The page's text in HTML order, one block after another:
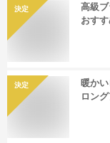
決定
高級
おす
決定
暖か
ロン